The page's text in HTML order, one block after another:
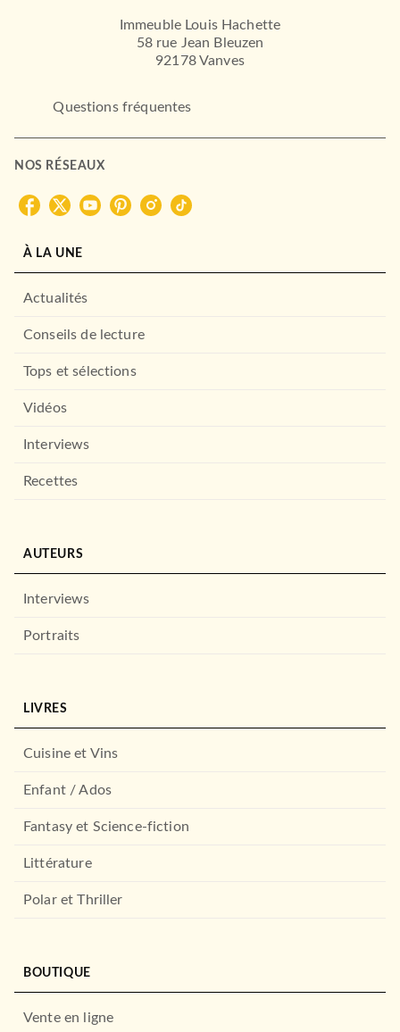
Immeuble Louis Hachette
58 rue Jean Bleuzen
92178 Vanves
Questions fréquentes
NOS RÉSEAUX
À LA UNE
Actualités
Conseils de lecture
Tops et sélections
Vidéos
Interviews
Recettes
AUTEURS
Interviews
Portraits
LIVRES
Cuisine et Vins
Enfant / Ados
Fantasy et Science-fiction
Littérature
Polar et Thriller
BOUTIQUE
Vente en ligne